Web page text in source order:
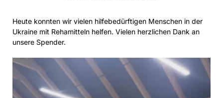
Heute konnten wir vielen hilfebedürftigen Menschen in der
Ukraine mit Rehamitteln helfen. Vielen herzlichen Dank an
unsere Spender.